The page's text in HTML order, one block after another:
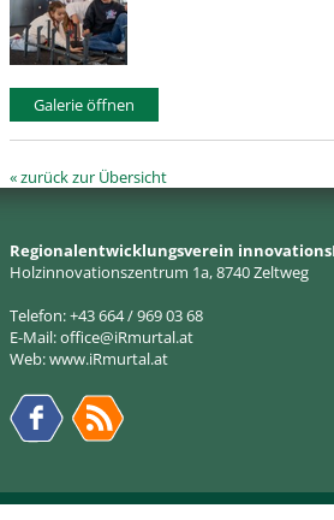
Galerie öffnen
« zurück zur Übersicht
Regionalentwicklungsverein
Holzinnovationszentrum 1a, 8740 Zeltweg
Telefon: +43 664 / 969 03 68
E-Mail:office@iRmurtal.at
Web:www.iRmurtal.at